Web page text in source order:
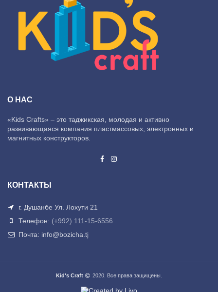
О НАС
«Kids Crafts» – это таджикская, молодая и активно
развивающаяся компания пластмассовых, электронных и
магнитных конструкторов.
КОНТАКТЫ
г. Душанбе Ул. Лохути 21
Телефон: (+992) 111-15-6556
Почта: info@bozicha.tj
Kid's Craft 2020. Все права защищены.